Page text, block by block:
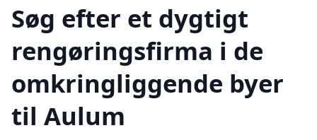
Søg efter et dygtigt
rengøringsfirma i de
omkringliggende byer
til Aulum